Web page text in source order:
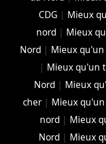
CDG | Mieux
nord | Mieux
Nord | Mieux qu'un
| Mieux qu'un
Nord| Mieux
cher| Mieux
nord | Mieux
Nord | Mieux